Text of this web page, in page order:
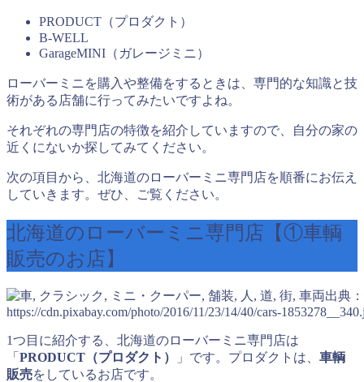
PRODUCT（プロダクト）
B-WELL
GarageMINI（ガレージミニ）
ローバーミニを購入や整備をするときは、専門的な知識と技
術がある店舗に行ってみたいですよね。
それぞれの専門店の特徴を紹介していますので、自分の家の
近くにないか探してみてください。
次の項目から、北海道のローバーミニ専門店を順番にお伝え
していきます。ぜひ、ご覧ください。
北海道のローバーミニ専門店【①車輌
販売のお店】
出典：
https://cdn.pixabay.com/photo/2016/11/23/14/40/cars-
1つ目に紹介する、北海道のローバーミニ専門店は
「 PRODUCT（プロダクト） 」です。プロダクトは、 車輌
販売をしているお店です。